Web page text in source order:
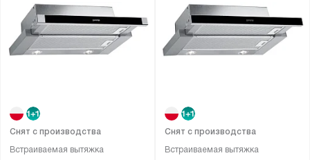
Встраиваемая вытяжка
Снят с производства
Встраиваемая вытяжка
Снят с производства